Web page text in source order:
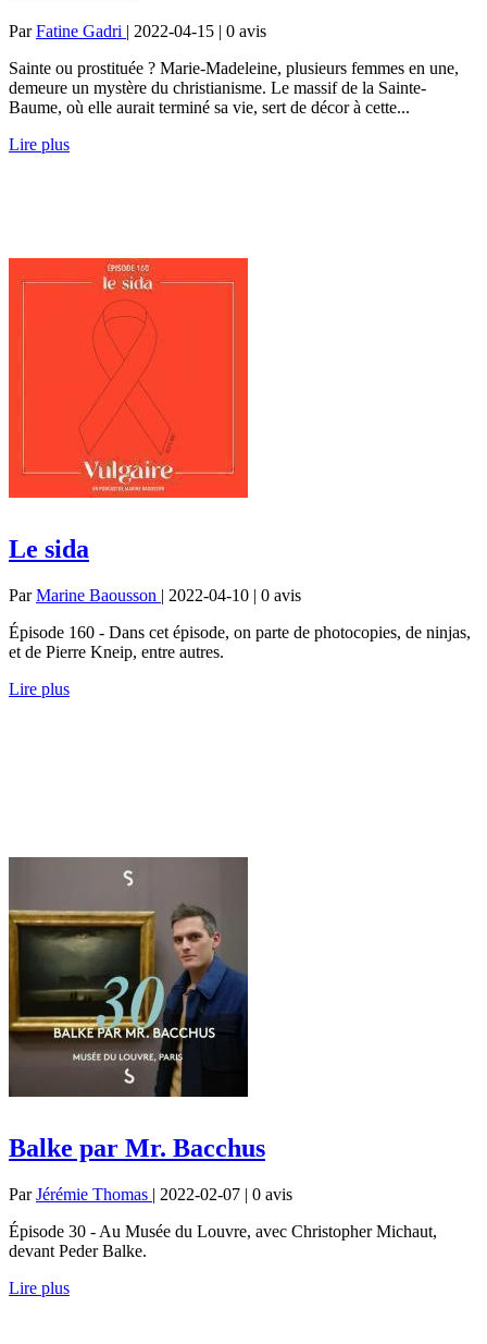
ParFatine Gadri | 2022-04-15 | 0 avis
Sainte ou prostituée ? Marie-Madeleine, plusieurs femmes en une,
demeure un mystère du christianisme. Le massif de la Sainte-
Baume, où elle aurait terminé sa vie, sert de décor à cette...
Lire plus
Le sida
ParMarine Baousson | 2022-04-10 | 0 avis
Épisode 160 - Dans cet épisode, on parte de photocopies, de ninjas,
et de Pierre Kneip, entre autres.
Lire plus
Balke par Mr. Bacchus
ParJérémie Thomas | 2022-02-07 | 0 avis
Épisode 30 - Au Musée du Louvre, avec Christopher Michaut,
devant Peder Balke.
Lire plus